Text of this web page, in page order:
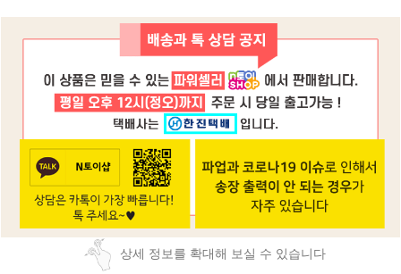
상세 정보를 확대해 보실 수 있습니다